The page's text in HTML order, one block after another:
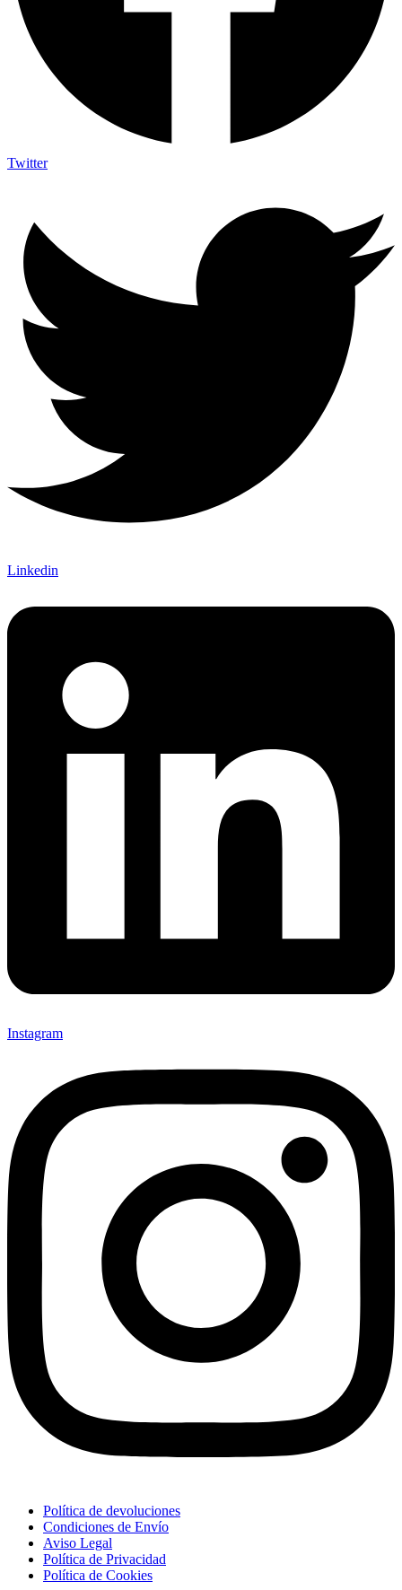
Twitter
Linkedin
Instagram
Política de devoluciones
Condiciones de Envío
Aviso Legal
Política de Privacidad
Política de Cookies